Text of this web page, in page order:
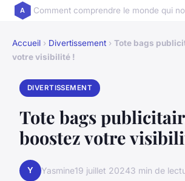
Comment comprendre le monde qui
Accueil › Divertissement › Tote bags
votre visibilité !
DIVERTISSEMENT
Tote bags
boostez votre
Y Yasmine19 juillet 20243 min de